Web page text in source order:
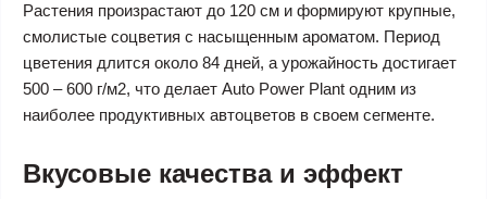
Растения произрастают до 120 см и формируют крупные,
смолистые соцветия с насыщенным ароматом. Период
цветения длится около 84 дней, а урожайность достигает
500 – 600 г/м2, что делает Auto Power Plant одним из
наиболее продуктивных автоцветов в своем сегменте.
Вкусовые качества и эффект